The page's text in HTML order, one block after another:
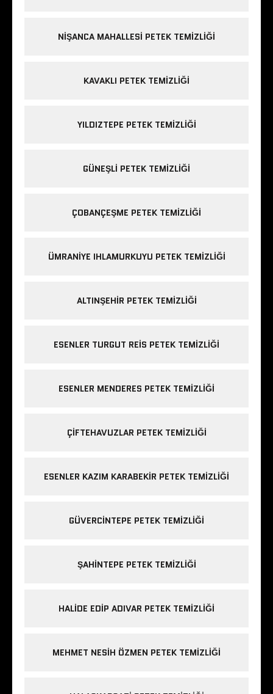
NIŞANCA MAHALLESI PETEK TEMIZLIĞI
KAVAKLI PETEK TEMIZLIĞI
YILDIZTEPE PETEK TEMIZLIĞI
GÜNEŞLI PETEK TEMIZLIĞI
ÇOBANÇEŞME PETEK TEMIZLIĞI
ÜMRANIYE IHLAMURKUYU PETEK TEMIZLIĞI
ALTINŞEHIR PETEK TEMIZLIĞI
ESENLER TURGUT REIS PETEK TEMIZLIĞI
ESENLER MENDERES PETEK TEMIZLIĞI
ÇIFTEHAVUZLAR PETEK TEMIZLIĞI
ESENLER KAZIM KARABEKIR PETEK TEMIZLIĞI
GÜVERCINTEPE PETEK TEMIZLIĞI
ŞAHINTEPE PETEK TEMIZLIĞI
HALIDE EDIP ADIVAR PETEK TEMIZLIĞI
MEHMET NESIH ÖZMEN PETEK TEMIZLIĞI